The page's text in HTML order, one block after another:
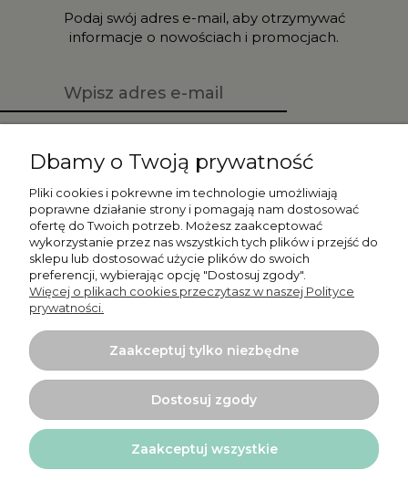
Podaj swój adres e-mail, aby otrzymywać
informacje o nowościach i promocjach.
Moje konto
Płatności i dostawa
Informacje
O nas
Projekt i wykonanie:Ecommercy.pl
Dbamy o Twoją prywatność
Pliki cookies i pokrewne im technologie umożliwiają
poprawne działanie strony i pomagają nam dostosować
ofertę do Twoich potrzeb. Możesz zaakceptować
wykorzystanie przez nas wszystkich tych plików i przejść do
sklepu lub dostosować użycie plików do swoich
preferencji, wybierając opcję "Dostosuj zgody".
Więcej o plikach cookies przeczytasz w naszej Polityce
prywatności.
Zaakceptuj tylko niezbędne
Dostosuj zgody
Zaakceptuj wszystkie